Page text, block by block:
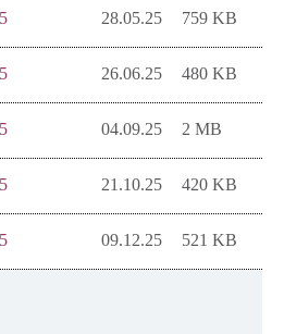
28.05.25 759 KB
26.06.25 480 KB
04.09.25 2 MB
21.10.25 420 KB
09.12.25 521 KB